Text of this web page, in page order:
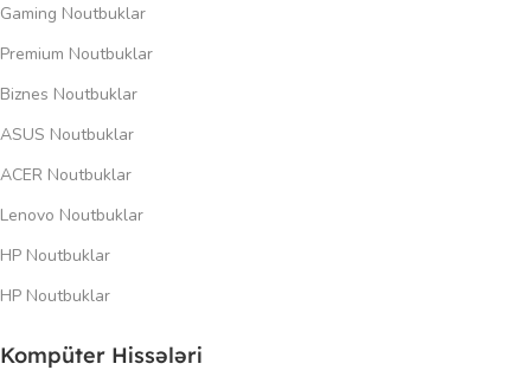
Gaming Noutbuklar
Premium Noutbuklar
Biznes Noutbuklar
ASUS Noutbuklar
ACER Noutbuklar
Lenovo Noutbuklar
HP Noutbuklar
HP Noutbuklar
Kompüter Hissələri